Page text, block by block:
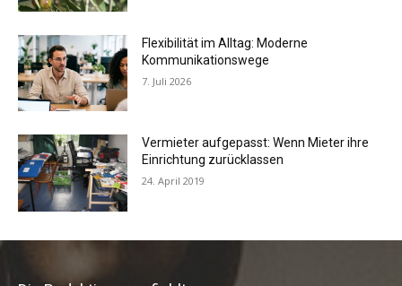
Flexibilität im Alltag: Moderne
Kommunikationswege
7. Juli 2026
Vermieter aufgepasst: Wenn Mieter ihre
Einrichtung zurücklassen
24. April 2019